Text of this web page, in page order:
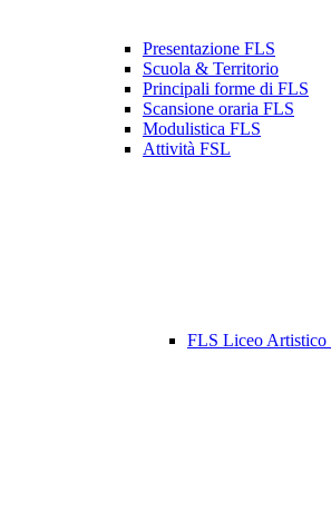
Presentazione FLS
Scuola & Territorio
Principali forme di FLS
Scansione oraria FLS
Modulistica FLS
Attività FSL
FLS Liceo Artistico